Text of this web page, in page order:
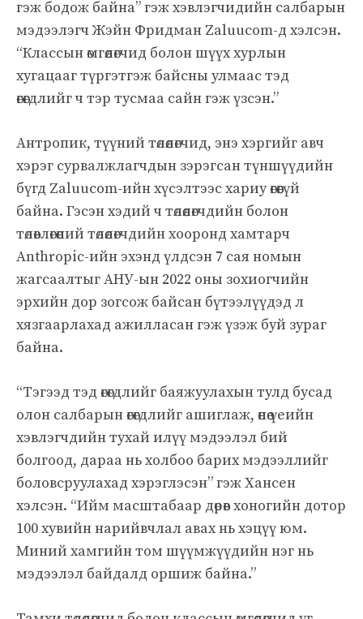
гэж бодож байна” гэж хэвлэгчидийн салбарын
мэдээлэгч Жэйн Фридман Zaluucom-д хэлсэн.
“Классын өмгөөлөгчид болон шүүх хурлын
хугацааг түргэтгэж байсны улмаас тэд
өгөгдлийг ч тэр тусмаа сайн гэж үзсэн.”
Антропик, түүний төлөөлөгчид, энэ хэргийг авч
хэрэг сурвалжлагчдын зэрэгсан түншүүдийн
бүгд Zaluucom-ийн хүсэлтээс хариу өгөөгүй
байна. Гэсэн хэдий ч төлөөлөгчдийн болон
төлөвлөгөөний төлөөлөгчдийн хооронд хамтарч
Anthropic-ийн эхэнд үлдсэн 7 сая номын
жагсаалтыг АНУ-ын 2022 оны зохиогчийн
эрхийн дор зогсож байсан бүтээлүүдэд л
хязгаарлахад ажилласан гэж үзэж буй зураг
байна.
“Тэгээд тэд өгөгдлийг баяжуулахын тулд бусад
олон салбарын өгөгдлийг ашиглаж, өнөө үеийн
хэвлэгчдийн тухай илүү мэдээлэл бий
болгоод, дараа нь холбоо барих мэдээллийг
боловсруулахад хэрэглэсэн” гэж Хансен
хэлсэн. “Ийм масштабаар дөрөв хоногийн дотор
100 хувийн нарийвчлал авах нь хэцүү юм.
Миний хамгийн том шүүмжүүдийн нэг нь
мэдээлэл байдалд оршиж байна.”